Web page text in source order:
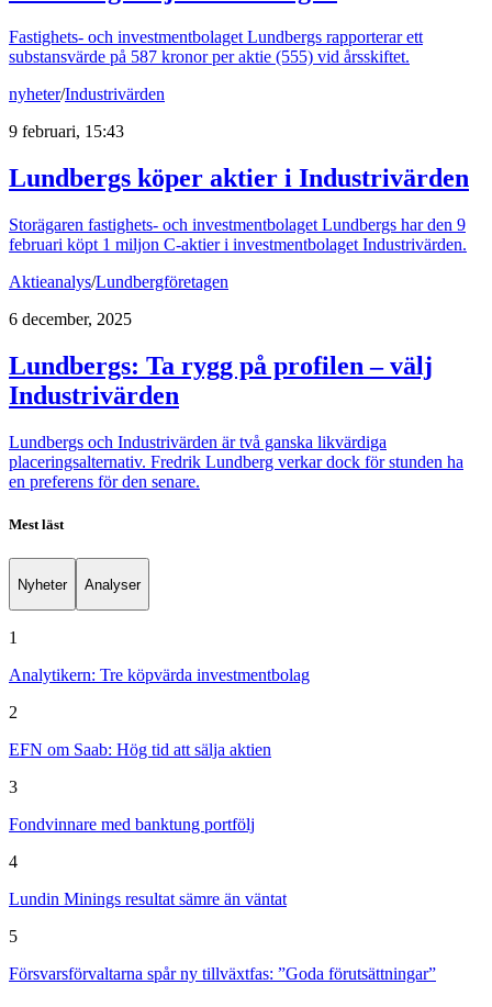
Fastighets- och investmentbolaget Lundbergs rapporterar ett
substansvärde på 587 kronor per aktie (555) vid årsskiftet.
nyheter/Industrivärden
9 februari, 15:43
Lundbergs köper aktier i Industrivärden
Storägaren fastighets- och investmentbolaget Lundbergs har den 9
februari köpt 1 miljon C-aktier i investmentbolaget Industrivärden.
Aktieanalys/Lundbergföretagen
6 december, 2025
Lundbergs: Ta rygg på profilen – välj
Industrivärden
Lundbergs och Industrivärden är två ganska likvärdiga
placeringsalternativ. Fredrik Lundberg verkar dock för stunden ha
en preferens för den senare.
Mest läst
Nyheter Analyser
1
Analytikern: Tre köpvärda investmentbolag
2
EFN om Saab: Hög tid att sälja aktien
3
Fondvinnare med banktung portfölj
4
Lundin Minings resultat sämre än väntat
5
Försvarsförvaltarna spår ny tillväxtfas: ”Goda förutsättningar”